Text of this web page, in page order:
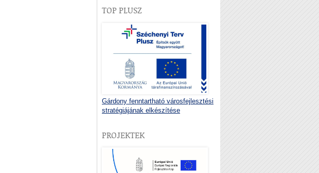
TOP PLUSZ
Gárdony fenntartható városfejlesztési
stratégiájának elkészítése
PROJEKTEK